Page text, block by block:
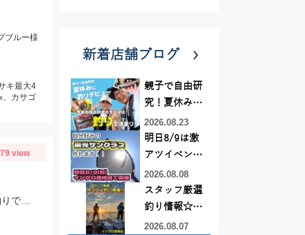
ブルー様
キ最大4
、カサゴ
view
新着店舗ブログ
親子で自由研
究！夏休みに
釣りデビュー
2026.08.23
明日8/9は激
アツイベント
日！！！～オ
ーダー偏光グ
ラス受注会～
2026.08.08
スタッフ厳選
釣り情報☆彡
連休は何釣り
2026.08.07